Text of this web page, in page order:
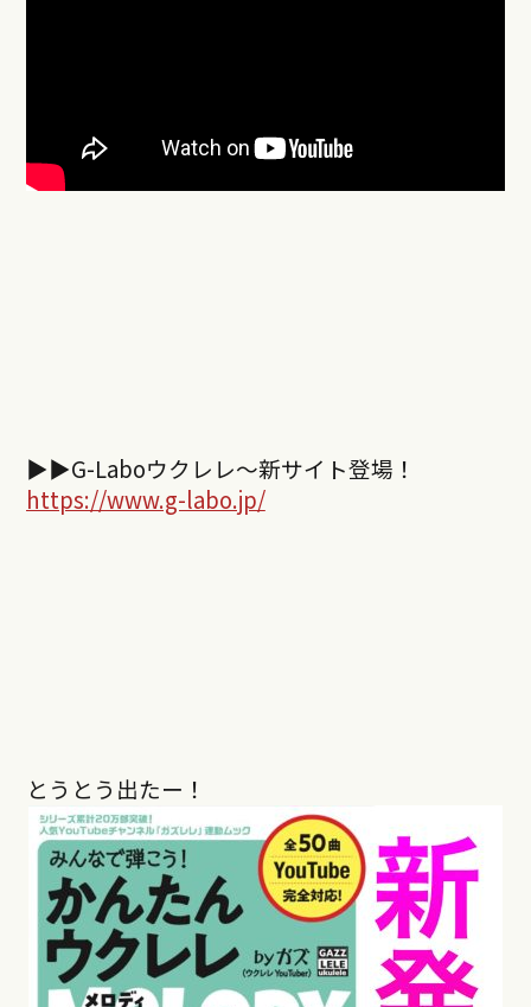
▶︎▶︎G-Laboウクレレ～新サイト登場！
https://www.g-labo.jp/
とうとう出たー！